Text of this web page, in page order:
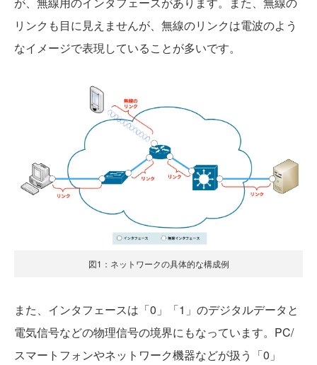
リンクも目に見えませんが、無線のリンクは電波のよう
なイメージで表現していることが多いです。
図1：ネットワークの具体的な構成例
また、インタフェースは「0」「1」のデジタルデータと
電気信号などの物理信号の境界にもなっています。PC/
スマートフォンやネットワーク機器などが扱う「0」